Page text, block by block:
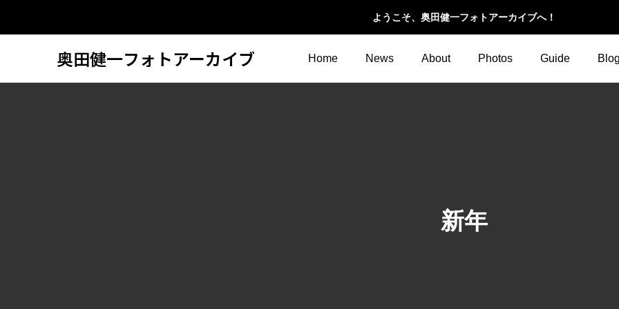
ようこそ、奥田健一フォトアーカイブへ！
奥田健一フォトアーカイブ Home News About Photos Guide Blog
新年